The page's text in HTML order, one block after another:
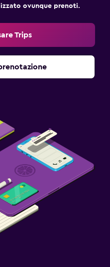
ovunque prenoti.
Trips